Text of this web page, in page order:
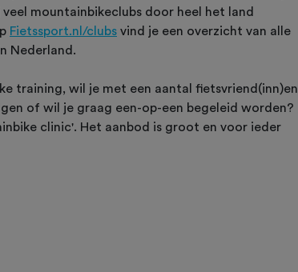
mountainbikeclubs door heel het land
Fietssport.nl/clubs vind je een overzicht van alle
Nederland.
training, wil je met een aantal fietsvriend(inn)en
of wil je graag een-op-een begeleid worden?
clinic'. Het aanbod is groot en voor ieder